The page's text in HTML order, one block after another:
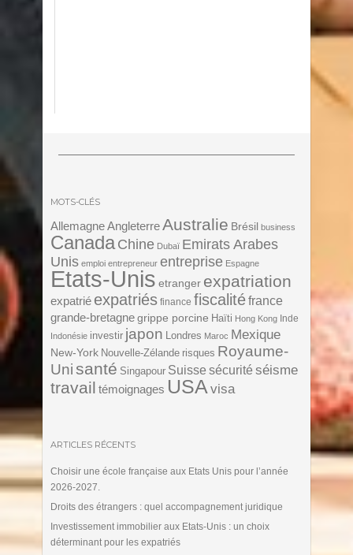
MOTS-CLÉS
Allemagne AngleterreAustralie Brésil business
Canada Chine Dubaï Emirats Arabes
Unis emploi entrepreneur entreprise Espagne
Etats-Unis etranger expatriation
expatrié expatriés finance fiscalitéfrance
grande-bretagne grippe porcine Haïti Hong Kong Inde
Indonésie investir japon Londres Maroc Mexique
New-York Nouvelle-Zélande risques Royaume-
Unisanté Singapour Suisse sécurité séisme
travail témoignages USA visa
ARTICLES RÉCENTS
Choisir une école française aux Etats Unis pour l’année
2026-2027.
Droits des étrangers : quel accompagnement juridique
Investissement immobilier aux Etats-Unis : un choix
déterminant pour les expatriés